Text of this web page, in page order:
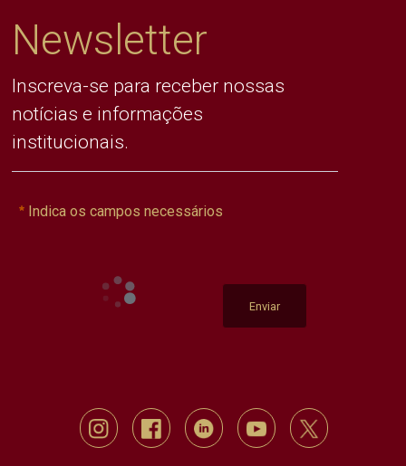
Newsletter
Inscreva-se para receber nossas
notícias e informações
institucionais.
Indica os campos necessários
Enviar